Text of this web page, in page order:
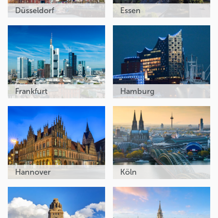
Düsseldorf Essen
Frankfurt Hamburg
Hannover Köln